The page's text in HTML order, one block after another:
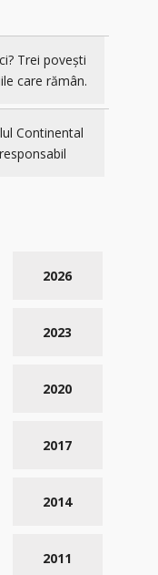
Trei povești
care rămân.
Continental
2026
2023
2020
2017
2014
2011